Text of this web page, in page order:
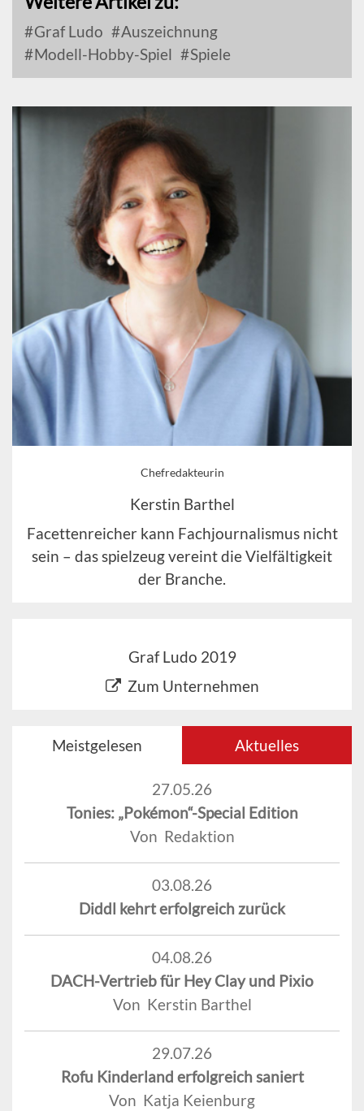
Graf Ludo
Auszeichnung
Modell-Hobby-Spiel
Spiele
Chefredakteurin
Kerstin Barthel
Facettenreicher kann Fachjournalismus nicht
sein – das spielzeug vereint die Vielfältigkeit
der Branche.
Graf Ludo 2019
Zum Unternehmen
Meistgelesen Aktuelles
27.05.26
Tonies: „Pokémon“-Special Edition
Von Redaktion
03.08.26
Diddl kehrt erfolgreich zurück
04.08.26
DACH-Vertrieb für Hey Clay und Pixio
Von Kerstin Barthel
29.07.26
Rofu Kinderland erfolgreich saniert
Von Katja Keienburg